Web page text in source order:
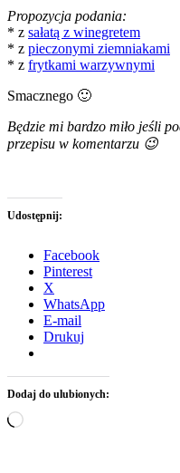
Propozycja podania:
* z sałatą z winegretem
* z pieczonymi ziemniakami
* z frytkami warzywnymi
Smacznego 🙂
Będzie mi bardzo miło jeśli
przepisu w komentarzu 😉
Udostępnij:
Facebook
Pinterest
X
WhatsApp
E-mail
Drukuj
Dodaj do ulubionych:
Wczytywanie…